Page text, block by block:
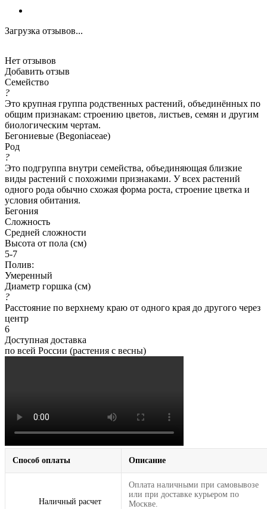
Загрузка отзывов...
Нет отзывов
Добавить отзыв
Семейство
?
Это крупная группа родственных растений, объединённых по
общим признакам: строению цветов, листьев, семян и другим
биологическим чертам.
Бегониевые (Begoniaceae)
Род
?
Это подгруппа внутри семейства, объединяющая близкие
виды растений с похожими признаками. У всех растений
одного рода обычно схожая форма роста, строение цветка и
условия обитания.
Бегония
Сложность
Средней сложности
Высота от пола (см)
5-7
Полив:
Умеренный
Диаметр горшка (см)
?
Расстояние по верхнему краю от одного края до другого через
центр
6
Доступная доставка
по всей России (растения с весны)
Способ оплаты Описание
Наличный расчет
Оплата наличными при самовывозе
или при доставке курьером по
Москве.